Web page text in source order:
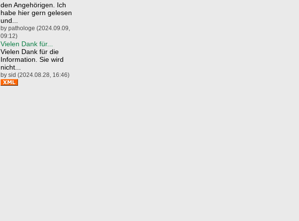
den Angehörigen. Ich
habe hier gern gelesen
und...
by pathologe (2024.09.09,
09:12)
Vielen Dank für...
Vielen Dank für die
Information. Sie wird
nicht...
by sid (2024.08.28, 16:46)